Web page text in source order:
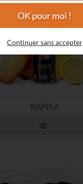
NAPELA
OK pour moi !
Continuer sans accepter